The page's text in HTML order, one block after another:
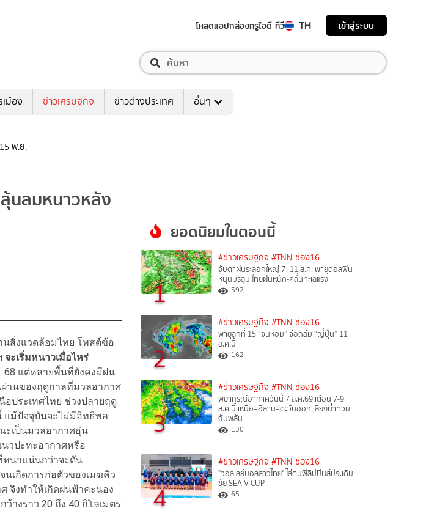
โหลดแอปกล่องทรูไอดี ทีวี TH เข้าสู่ระบบ
เมือง ข่าวเศรษฐกิจ ข่าวต่างประเทศ อื่นๆ
พ.ย.
นลมหนาวหลัง
สิ่งแวดล้อมไทย โพสต์ข้อ
จะเริ่มหนาวเมื่อไหร่
68 แต่หลายพื้นที่ยังคงมีฝน
านของฤดูกาลที่มวลอากาศ
อประเทศไทย ช่วงปลายฤดู
แม้ปัจจุบันจะไม่มีอิทธิพล
ะเป็นมวลอากาศอุ่น
วปะทะอากาศหรือ
หนาแน่นกว่าจะดัน
นเกิดการก่อตัวของเมฆคิว
จึงทำให้เกิดฝนฟ้าคะนอง
งราว 20 ถึง 40 กิโลเมตร
ยอดนิยมในตอนนี้
1
#ข่าวเศรษฐกิจ #TNN ช่อง16
จับตาฝนระลอกใหญ่ 7–11 ส.ค. พายุดอลฟิน
หนุนมรสุม ไทยฝนหนัก-คลื่นทะเลแรง
592
2
#ข่าวเศรษฐกิจ #TNN ช่อง16
พายุลูกที่ 15 “จันหอม” จ่อถล่ม “ญี่ปุ่น” 11
ส.ค.นี้
162
3
#ข่าวเศรษฐกิจ #TNN ช่อง16
พยากรณ์อากาศวันนี้ 7 ส.ค.69 เตือน 7-9
ส.ค.นี้ เหนือ–อีสาน–ตะวันออก เสี่ยงน้ำท่วม
ฉับพลัน
130
4
#ข่าวเศรษฐกิจ #TNN ช่อง16
"วอลเลย์บอลสาวไทย" ไล่ตบฟิลิปปินส์ประเดิม
ชัย SEA V CUP
65